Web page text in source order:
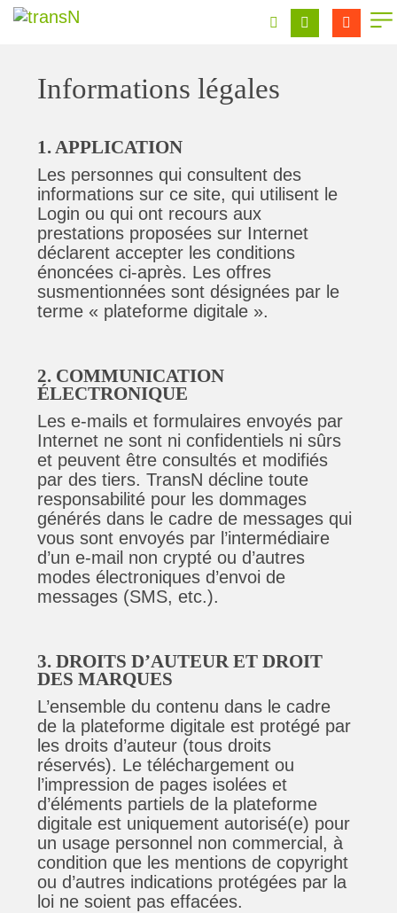
Informations légales
1. APPLICATION
Les personnes qui consultent des
informations sur ce site, qui utilisent le
Login ou qui ont recours aux
prestations proposées sur Internet
déclarent accepter les conditions
énoncées ci-après. Les offres
susmentionnées sont désignées par le
terme « plateforme digitale ».
2. COMMUNICATION
ÉLECTRONIQUE
Les e-mails et formulaires envoyés par
Internet ne sont ni confidentiels ni sûrs
et peuvent être consultés et modifiés
par des tiers. TransN décline toute
responsabilité pour les dommages
générés dans le cadre de messages qui
vous sont envoyés par l’intermédiaire
d’un e-mail non crypté ou d’autres
modes électroniques d’envoi de
messages (SMS, etc.).
3. DROITS D’AUTEUR ET DROIT
DES MARQUES
L’ensemble du contenu dans le cadre
de la plateforme digitale est protégé par
les droits d’auteur (tous droits
réservés). Le téléchargement ou
l’impression de pages isolées et
d’éléments partiels de la plateforme
digitale est uniquement autorisé(e) pour
un usage personnel non commercial, à
condition que les mentions de copyright
ou d’autres indications protégées par la
loi ne soient pas effacées.